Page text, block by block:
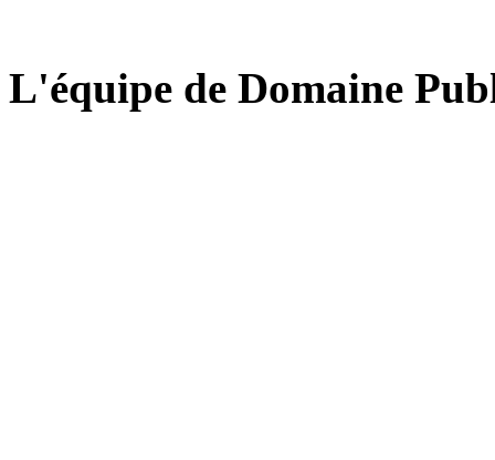
L'équipe de Domaine